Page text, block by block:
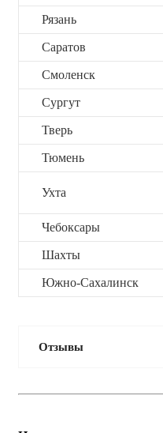
Рязань
Саратов
Смоленск
Сургут
Тверь
Тюмень
Ухта
Чебоксары
Шахты
Южно-Сахалинск
Отзывы